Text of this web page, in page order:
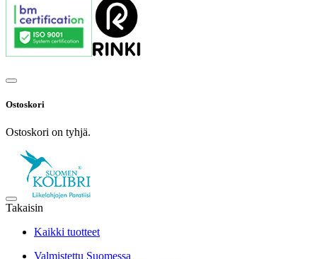
Ostoskori
Ostoskori on tyhjä.
Takaisin
Kaikki tuotteet
Valmistettu Suomessa